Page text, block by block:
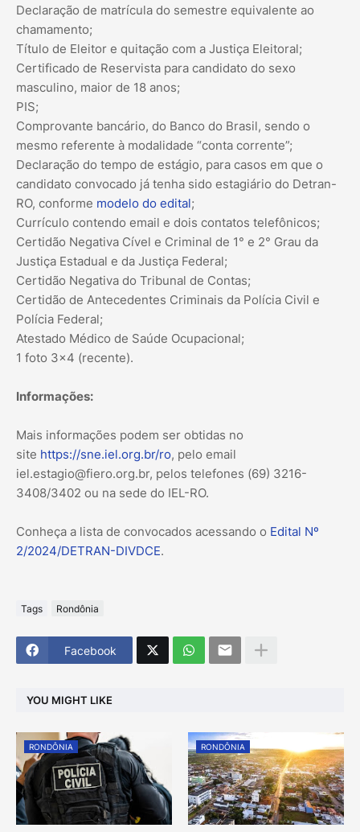
Declaração de matrícula do semestre equivalente ao
chamamento;
Título de Eleitor e quitação com a Justiça Eleitoral;
Certificado de Reservista para candidato do sexo
masculino, maior de 18 anos;
PIS;
Comprovante bancário, do Banco do Brasil, sendo o
mesmo referente à modalidade “conta corrente”;
Declaração do tempo de estágio, para casos em que o
candidato convocado já tenha sido estagiário do Detran-
RO, conforme modelo do edital;
Currículo contendo email e dois contatos telefônicos;
Certidão Negativa Cível e Criminal de 1° e 2° Grau da
Justiça Estadual e da Justiça Federal;
Certidão Negativa do Tribunal de Contas;
Certidão de Antecedentes Criminais da Polícia Civil e
Polícia Federal;
Atestado Médico de Saúde Ocupacional;
1 foto 3×4 (recente).
Informações:
Mais informações podem ser obtidas no
site https://sne.iel.org.br/ro, pelo email
iel.estagio@fiero.org.br, pelos telefones (69) 3216-
3408/3402 ou na sede do IEL-RO.
Conheça a lista de convocados acessando o Edital Nº
2/2024/DETRAN-DIVDCE.
Tags Rondônia
Facebook
YOU MIGHT LIKE
RONDÔNIA RONDÔNIA